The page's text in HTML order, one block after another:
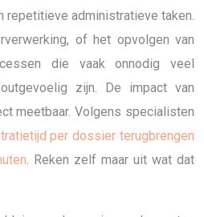
repetitieve administratieve taken.
of het opvolgen van
die vaak onnodig veel
zijn. De impact van
meetbaar. Volgens specialisten
per dossier terugbrengen
. Reken zelf maar uit wat dat